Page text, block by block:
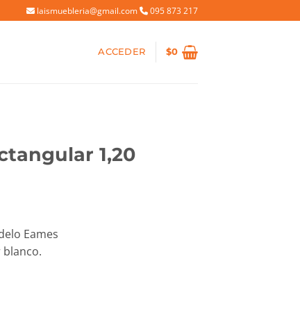
laismuebleria@gmail.com 095 873 217
ACCEDER $0
1,20
Eames
blanco.